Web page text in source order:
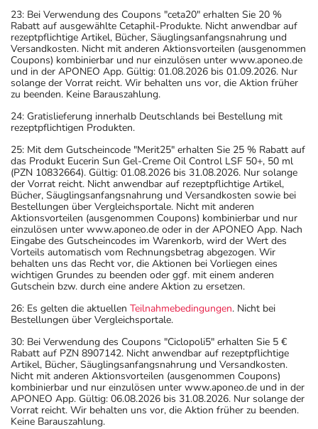
23: Bei Verwendung des Coupons "ceta20" erhalten Sie 20 %
Rabatt auf ausgewählte Cetaphil-Produkte. Nicht anwendbar auf
rezeptpflichtige Artikel, Bücher, Säuglingsanfangsnahrung und
Versandkosten. Nicht mit anderen Aktionsvorteilen (ausgenommen
Coupons) kombinierbar und nur einzulösen unter www.aponeo.de
und in der APONEO App. Gültig: 01.08.2026 bis 01.09.2026. Nur
solange der Vorrat reicht. Wir behalten uns vor, die Aktion früher
zu beenden. Keine Barauszahlung.
24: Gratislieferung innerhalb Deutschlands bei Bestellung mit
rezeptpflichtigen Produkten.
25: Mit dem Gutscheincode "Merit25" erhalten Sie 25 % Rabatt auf
das Produkt Eucerin Sun Gel-Creme Oil Control LSF 50+, 50 ml
(PZN 10832664). Gültig: 01.08.2026 bis 31.08.2026. Nur solange
der Vorrat reicht. Nicht anwendbar auf rezeptpflichtige Artikel,
Bücher, Säuglingsanfangsnahrung und Versandkosten sowie bei
Bestellungen über Vergleichsportale. Nicht mit anderen
Aktionsvorteilen (ausgenommen Coupons) kombinierbar und nur
einzulösen unter www.aponeo.de oder in der APONEO App. Nach
Eingabe des Gutscheincodes im Warenkorb, wird der Wert des
Vorteils automatisch vom Rechnungsbetrag abgezogen. Wir
behalten uns das Recht vor, die Aktionen bei Vorliegen eines
wichtigen Grundes zu beenden oder ggf. mit einem anderen
Gutschein bzw. durch eine andere Aktion zu ersetzen.
26: Es gelten die aktuellen Teilnahmebedingungen. Nicht bei
Bestellungen über Vergleichsportale.
30: Bei Verwendung des Coupons "Ciclopoli5" erhalten Sie 5 €
Rabatt auf PZN 8907142. Nicht anwendbar auf rezeptpflichtige
Artikel, Bücher, Säuglingsanfangsnahrung und Versandkosten.
Nicht mit anderen Aktionsvorteilen (ausgenommen Coupons)
kombinierbar und nur einzulösen unter www.aponeo.de und in der
APONEO App. Gültig: 06.08.2026 bis 31.08.2026. Nur solange der
Vorrat reicht. Wir behalten uns vor, die Aktion früher zu beenden.
Keine Barauszahlung.